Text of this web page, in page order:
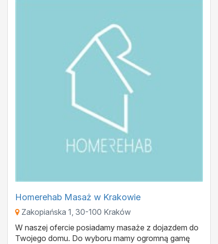
Homerehab Masaż w Krakowie
Zakopiańska 1, 30-100 Kraków
W naszej ofercie posiadamy masaże z dojazdem do
Twojego domu. Do wyboru mamy ogromną gamę